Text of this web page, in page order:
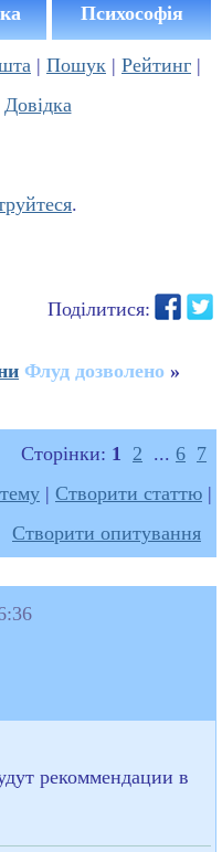
Психософія
| Пошук | Рейтинг |
Довідка
.
Поділитися:
Флуд дозволено »
Сторінки: 1 2 ... 6 7
| Створити статтю |
Створити опитування
рекоммендации в